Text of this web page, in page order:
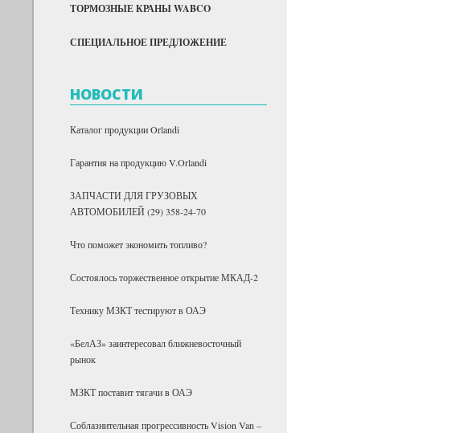
ТОРМОЗНЫЕ КРАНЫ WABCO
СПЕЦИАЛЬНОЕ ПРЕДЛОЖЕНИЕ
НОВОСТИ
Каталог продукции Orlandi
Гарантия на продукцию V.Orlandi
ЗАПЧАСТИ ДЛЯ ГРУЗОВЫХ
АВТОМОБИЛЕЙ (29) 358-24-70
Что поможет экономить топливо?
Состоялось торжественное открытие МКАД-2
Технику МЗКТ тестируют в ОАЭ
«БелАЗ» заинтересовал ближневосточный
рынок
МЗКТ поставит тягачи в ОАЭ
Соблазнительная прогрессивность Vision Van –